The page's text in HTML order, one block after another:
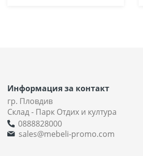
Информация за контакт
гр. Пловдив
Склад - Парк Отдих и култура
0888828000
sales@mebeli-promo.com